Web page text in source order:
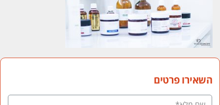
השאירו פרטים